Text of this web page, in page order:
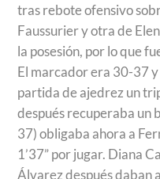
tras rebote ofensivo
Faussurier y otra de
la posesión, por lo que
El marcador era 30-37 y
partida de ajedrez un
después recuperaba un
37) obligaba ahora a
1’37” por jugar. Diana
Álvarez después daban